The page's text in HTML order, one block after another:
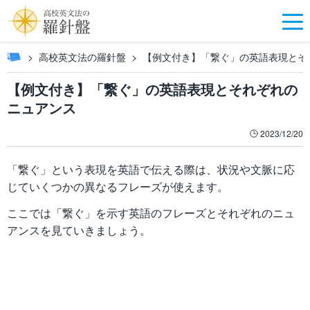
高校英文法の羅針盤 【例文付き】「繋ぐ」の英語表現と
【例文付き】「繋ぐ」の英語表現とそれぞれの
ニュアンス
2023/12/20
「繋ぐ」という表現を英語で伝える際は、状況や文脈に応
じていくつかの異なるフレーズが使えます。
ここでは「繋ぐ」を示す英語のフレーズとそれぞれのニュ
アンスを見ていきましょう。